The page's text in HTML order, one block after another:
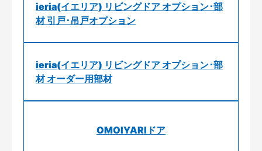
ieria(イエリア) リビングドア オプション･部
材 引戸･吊戸オプション
ieria(イエリア) リビングドア オプション･部
材 オーダー用部材
OMOIYARIドア